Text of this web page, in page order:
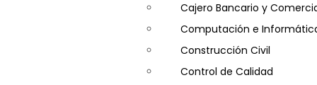
Cajero Bancario y
Computación e
Construcción Civil
Control de Calidad